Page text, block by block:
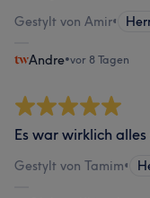
Gestylt von Amir•
Andre•vor 8 Tagen
Es war wirklich
Gestylt von Tamim•